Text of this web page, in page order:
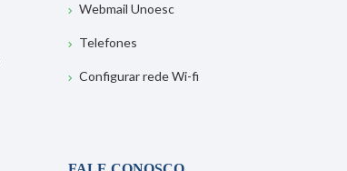
Webmail Unoesc
Telefones
Configurar rede Wi-fi